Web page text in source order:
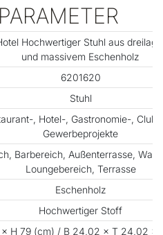
Hochwertiger Stuhl aus
und massivem Eschenholz
6201620
Stuhl
, Hotel-, Gastronomie-, Club-
Gewerbeprojekte
Barbereich, Außenterrasse,
Loungebereich, Terrasse
Eschenholz
Hochwertiger Stoff
× H 79 (cm) / B 24,02 × T 24,02 ×